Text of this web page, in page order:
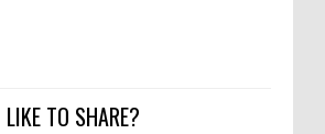
LIKE TO SHARE?